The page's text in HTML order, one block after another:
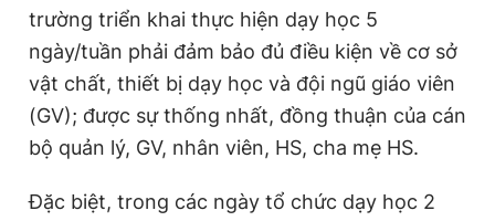
trường triển khai thực hiện dạy học 5
ngày/tuần phải đảm bảo đủ điều kiện về cơ sở
vật chất, thiết bị dạy học và đội ngũ giáo viên
(GV); được sự thống nhất, đồng thuận của cán
bộ quản lý, GV, nhân viên, HS, cha mẹ HS.
Đặc biệt, trong các ngày tổ chức dạy học 2